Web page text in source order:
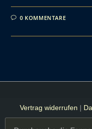
0 KOMMENTARE
Vertrag widerrufen |